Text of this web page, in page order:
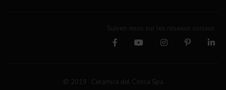
Suivez-nous sur les réseaux sociaux
© 2019 Ceramica del Conca Spa